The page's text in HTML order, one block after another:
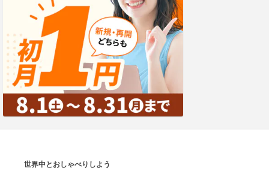
世界中とおしゃべりしよう